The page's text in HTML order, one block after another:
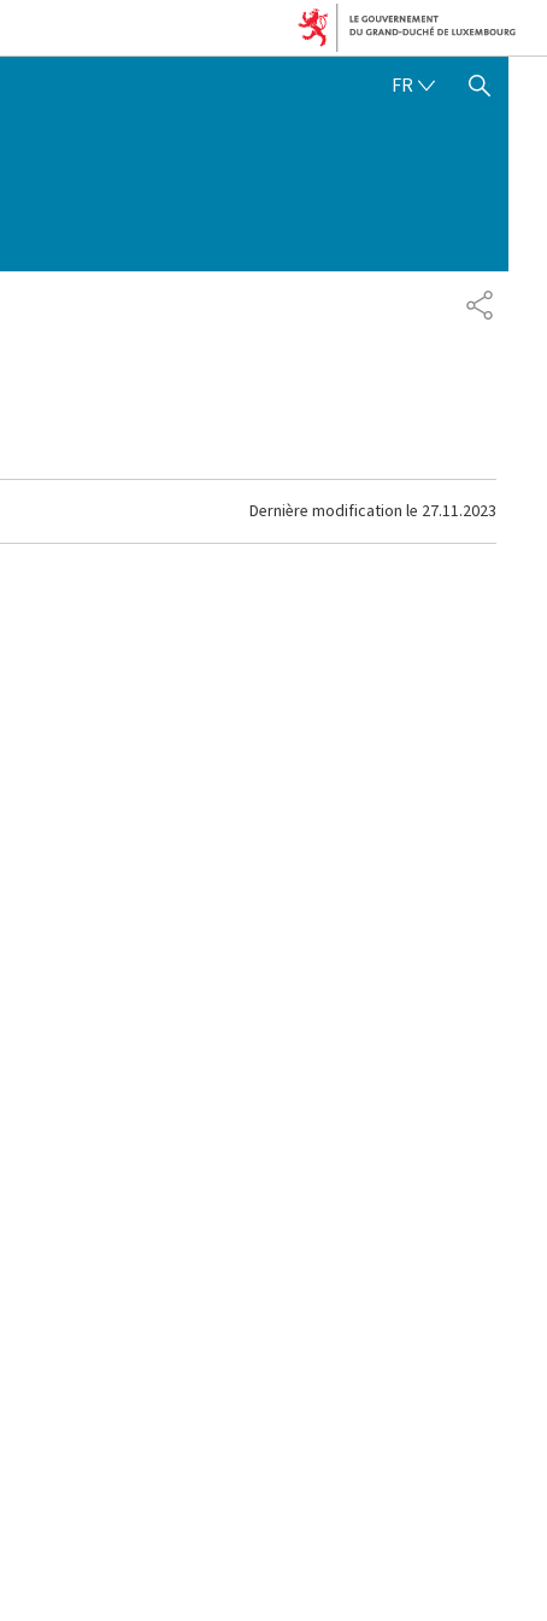
FRFRANÇAIS
AFFICHER / MASQUER
Dernière modification le 27.11.2023